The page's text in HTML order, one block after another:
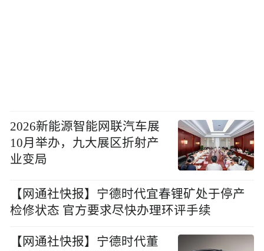
2026新能源智能网联汽车展
10月举办，九大展区折射产
业变局
【网通社快报】宁德时代宜春锂矿处于停产
检修状态 官方要求尽快办理环评手续
【网通社快报】宁德时代董